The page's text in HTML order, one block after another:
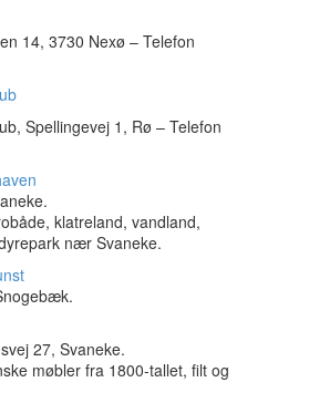
14, 3730 Nexø – Telefon
Spellingevej 1, Rø – Telefon
klatreland, vandland,
nær Svaneke.
27, Svaneke.
møbler fra 1800-tallet, filt og